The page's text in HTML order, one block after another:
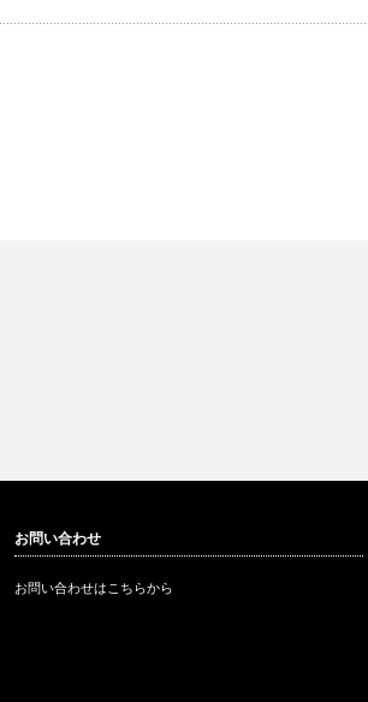
お問い合わせ
お問い合わせはこちらから